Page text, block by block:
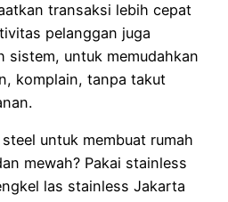
transaksi lebih cepat
pelanggan juga
sistem, untuk memudahkan
komplain, tanpa takut
untuk membuat rumah
mewah? Pakai stainless
las stainless Jakarta